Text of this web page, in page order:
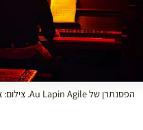
הפסנתרן של Au Lapin Agile. צילום: צבי חזנוב